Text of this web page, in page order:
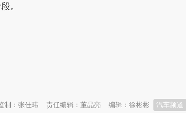
。
汽车频道
编辑：徐彬彬
责任编辑：董晶亮
制：张佳玮